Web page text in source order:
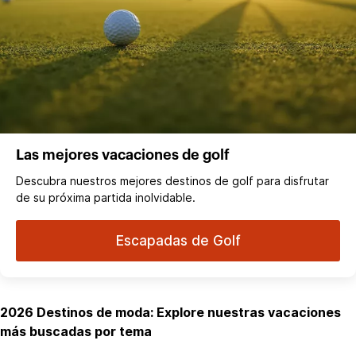
Las mejores vacaciones de golf
Descubra nuestros mejores destinos de golf para disfrutar
de su próxima partida inolvidable.
Escapadas de Golf
2026 Destinos de moda: Explore nuestras vacaciones
más buscadas por tema